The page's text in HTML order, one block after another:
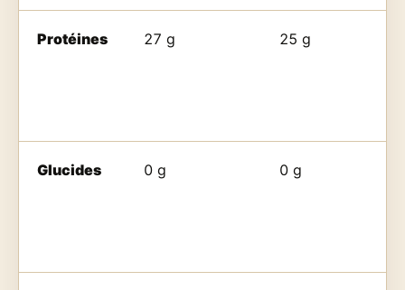
Protéines 27 g 25 g
Glucides 0 g 0 g